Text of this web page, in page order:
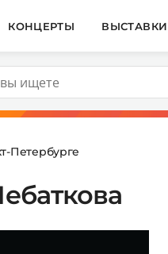
КОНЦЕРТЫ ВЫСТАВКИ
Петербурге